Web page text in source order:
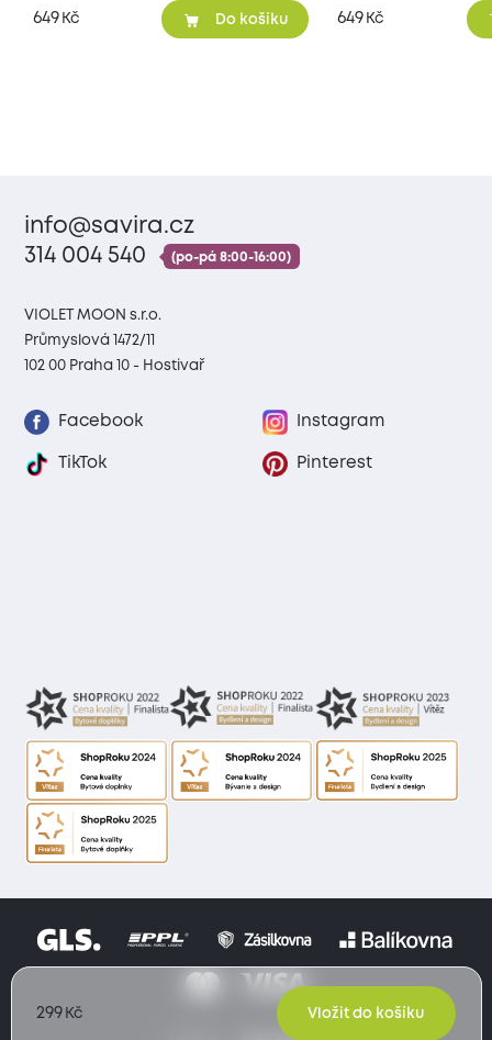
299 Kč Vložit do košíku
649 Kč Do košíku 649 Kč
info@savira.cz
314 004 540
(po-pá 8:00-16:00)
VIOLET MOON s.r.o.
Průmyslová 1472/11
102 00 Praha 10 - Hostivař
Facebook Instagram
TikTok Pinterest